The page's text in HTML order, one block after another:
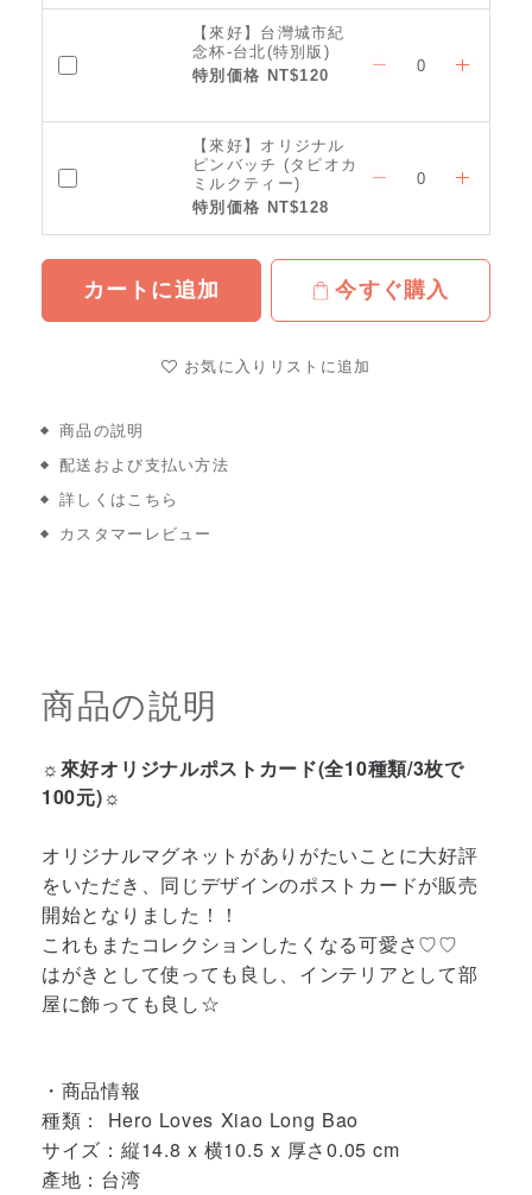
【來好】台灣城市紀
念杯-台北(特別版)
特別価格 NT$120
【來好】オリジナル
ピンバッチ (タピオカ
ミルクティー)
特別価格 NT$128
カートに追加 今すぐ購入
お気に入りリストに追加
商品の説明
配送および支払い方法
詳しくはこちら
カスタマーレビュー
商品の説明
☼來好オリジナルポストカード(全10種類/3枚で
100元)☼
オリジナルマグネットがありがたいことに大好評
をいただき、同じデザインのポストカードが販売
開始となりました！！
これもまたコレクションしたくなる可愛さ♡♡
はがきとして使っても良し、インテリアとして部
屋に飾っても良し☆
・商品情報
種類： Hero Loves Xiao Long Bao
サイズ：縦14.8 x 横10.5 x 厚さ0.05 cm
產地：台湾